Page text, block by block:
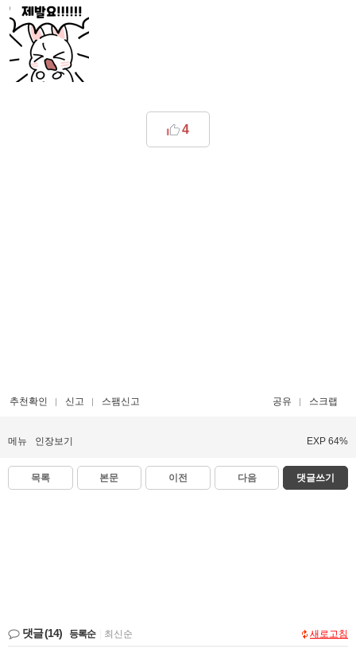
4
추천확인 신고 스팸신고 공유 스크랩
메뉴 인장보기 EXP 64%
목록 본문 이전 다음 댓글쓰기
댓글(14) 등록순 최신순 새로고침